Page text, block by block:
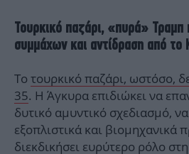
Τουρκικό παζάρι, «πυρά»
συμμάχων και αντίδραση από το
Το τουρκικό παζάρι, ωστόσο,
35. Η Άγκυρα επιδιώκει να
δυτικό αμυντικό σχεδιασμό,
εξοπλιστικά και βιομηχανικά
διεκδικήσει ευρύτερο ρόλο